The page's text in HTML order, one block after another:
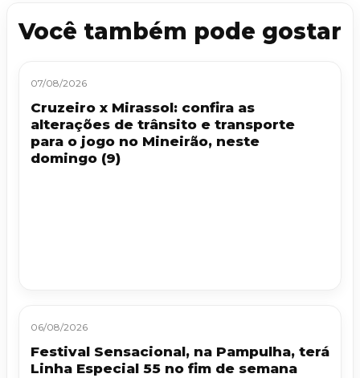
Você também pode gostar
07/08/2026
Cruzeiro x Mirassol: confira as
alterações de trânsito e transporte
para o jogo no Mineirão, neste
domingo (9)
06/08/2026
Festival Sensacional, na Pampulha, terá
Linha Especial 55 no fim de semana